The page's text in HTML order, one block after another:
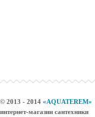
© 2013 - 2014 «AQUATEREM»
интернет-магазин сантехники